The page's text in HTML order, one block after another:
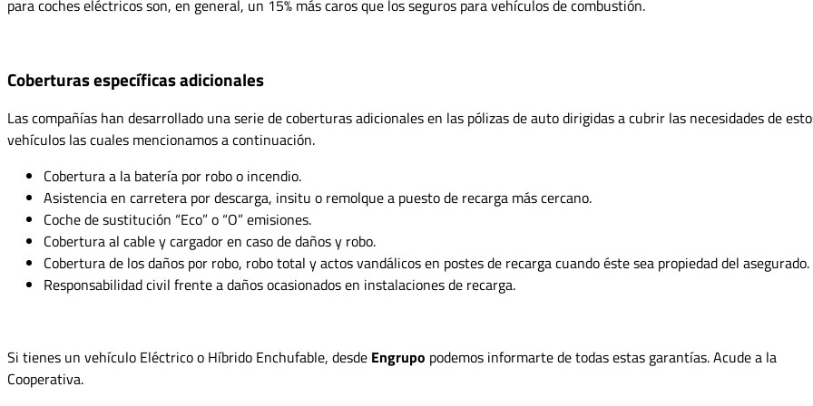
para coches eléctricos son, en general, un 15% más caros que los seguros para vehículos de combustión.
Coberturas específicas adicionales
Las compañías han desarrollado una serie de coberturas adicionales en las pólizas de auto dirigidas a cubrir las necesidades de
vehículos las cuales mencionamos a continuación.
Cobertura a la batería por robo o incendio.
Asistencia en carretera por descarga, insitu o remolque a puesto de recarga más cercano.
Coche de sustitución “Eco” o “O” emisiones.
Cobertura al cable y cargador en caso de daños y robo.
Cobertura de los daños por robo, robo total y actos vandálicos en postes de recarga cuando éste sea propiedad del asegurado.
Responsabilidad civil frente a daños ocasionados en instalaciones de recarga.
Si tienes un vehículo Eléctrico o Híbrido Enchufable, desde Engrupo podemos informarte de todas estas garantías. Acude a la
Cooperativa.